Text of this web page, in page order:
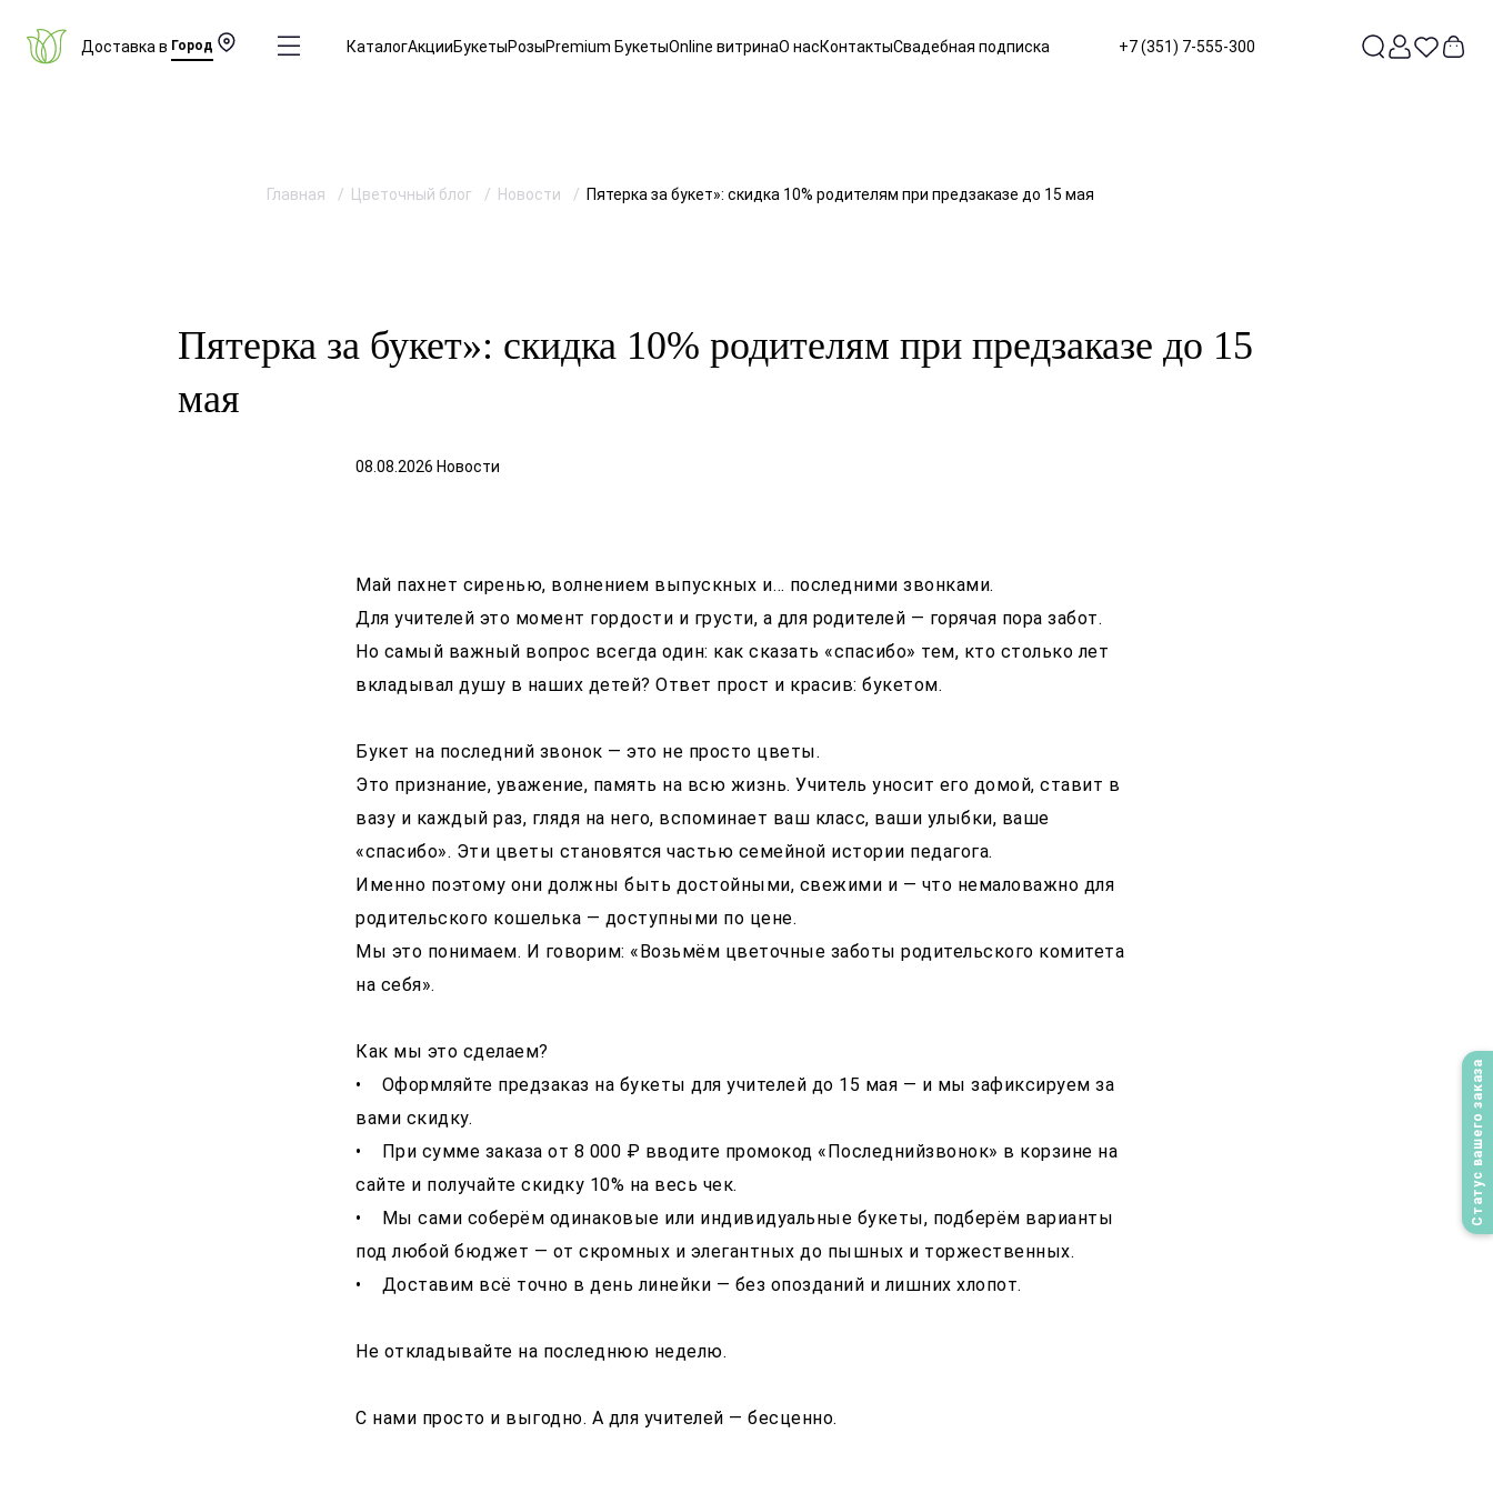
Доставка в Город КаталогАкцииБукетыРозыPremium БукетыOnline витринаО насКонтактыСвадебная подписка +7 (351) 7-555-300
Статус вашего заказа
Главная Цветочный блог Новости Пятерка за букет»: скидка 10% родителям при предзаказе до 15 мая
Пятерка за букет»: скидка 10% родителям при предзаказе до 15
мая
08.08.2026 Новости
Май пахнет сиренью, волнением выпускных и… последними звонками.
Для учителей это момент гордости и грусти, а для родителей — горячая пора забот.
Но самый важный вопрос всегда один: как сказать «спасибо» тем, кто столько лет
вкладывал душу в наших детей? Ответ прост и красив: букетом.
Букет на последний звонок — это не просто цветы.
Это признание, уважение, память на всю жизнь. Учитель уносит его домой, ставит в
вазу и каждый раз, глядя на него, вспоминает ваш класс, ваши улыбки, ваше
«спасибо». Эти цветы становятся частью семейной истории педагога.
Именно поэтому они должны быть достойными, свежими и — что немаловажно для
родительского кошелька — доступными по цене.
Мы это понимаем. И говорим: «Возьмём цветочные заботы родительского комитета
на себя».
Как мы это сделаем?
• Оформляйте предзаказ на букеты для учителей до 15 мая — и мы зафиксируем за
вами скидку.
• При сумме заказа от 8 000 ₽ вводите промокод «Последнийзвонок» в корзине на
сайте и получайте скидку 10% на весь чек.
• Мы сами соберём одинаковые или индивидуальные букеты, подберём варианты
под любой бюджет — от скромных и элегантных до пышных и торжественных.
• Доставим всё точно в день линейки — без опозданий и лишних хлопот.
Не откладывайте на последнюю неделю.
С нами просто и выгодно. А для учителей — бесценно.